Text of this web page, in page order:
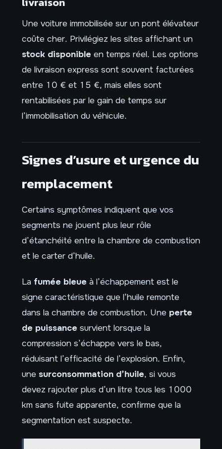
Une voiture immobilisée sur un pont élévateur
coûte cher. Privilégiez les sites affichant un
stock disponible en temps réel. Les options
de livraison express sont souvent facturées
entre 10 € et 15 €, mais elles sont
rentabilisées par le gain de temps sur
l’immobilisation du véhicule.
Signes d’usure et urgence du
remplacement
Certains symptômes indiquent que vos
segments ne jouent plus leur rôle
d’étanchéité entre la chambre de combustion
et le carter d’huile.
La fumée bleue à l’échappement est le
signe caractéristique que l’huile remonte
dans la chambre de combustion. Une perte
de puissance survient lorsque la
compression s’échappe vers le bas,
réduisant l’efficacité de l’explosion. Enfin,
une surconsommation d’huile, si vous
devez rajouter plus d’un litre tous les 1000
km sans fuite apparente, confirme que la
segmentation est suspecte.